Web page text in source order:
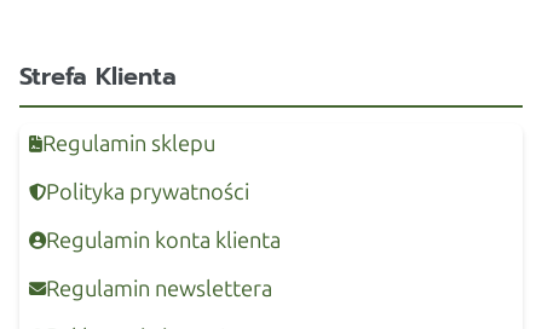
Strefa Klienta
Regulamin sklepu
Polityka prywatności
Regulamin konta klienta
Regulamin newslettera